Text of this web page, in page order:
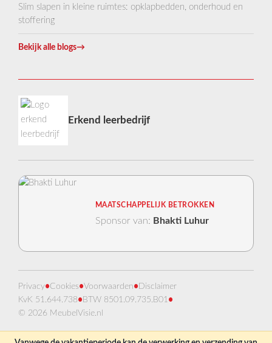
Slim slapen in kleine ruimtes: opklapbedden, onderhoud en
stoffering
Bekijk alle blogs→
Erkend leerbedrijf
MAATSCHAPPELIJK BETROKKEN
Sponsor van: Bhakti Luhur
Privacy•Cookies•Voorwaarden• Disclaimer
KvK 51.644.738• BTW 8501.09.735.B01 •
© 2026 MeubelVisie.nl